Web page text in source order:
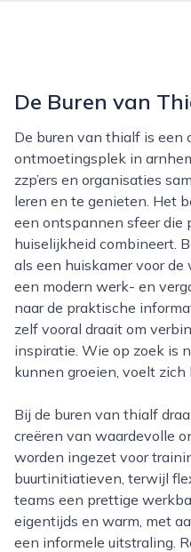
De Buren van
De buren van thialf is een creatieve en gastvrije
ontmoetingsplek in
zzp’ers en organisaties
leren en te genieten. Het
een ontspannen sfeer die
huiselijkheid combineert.
als een huiskamer voor
een modern werk- en
naar de praktische
zelf vooral draait om
inspiratie. Wie op zoek is
kunnen groeien, voelt zich
Bij de buren van thialf draait het dagelijks om het
creëren van waardevolle
worden ingezet voor
buurtinitiatieven, terwijl
teams een prettige
eigentijds en warm, met
een informele uitstraling.